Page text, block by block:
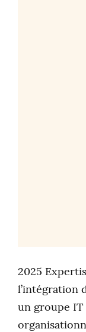
2025
l’intégration
un groupe